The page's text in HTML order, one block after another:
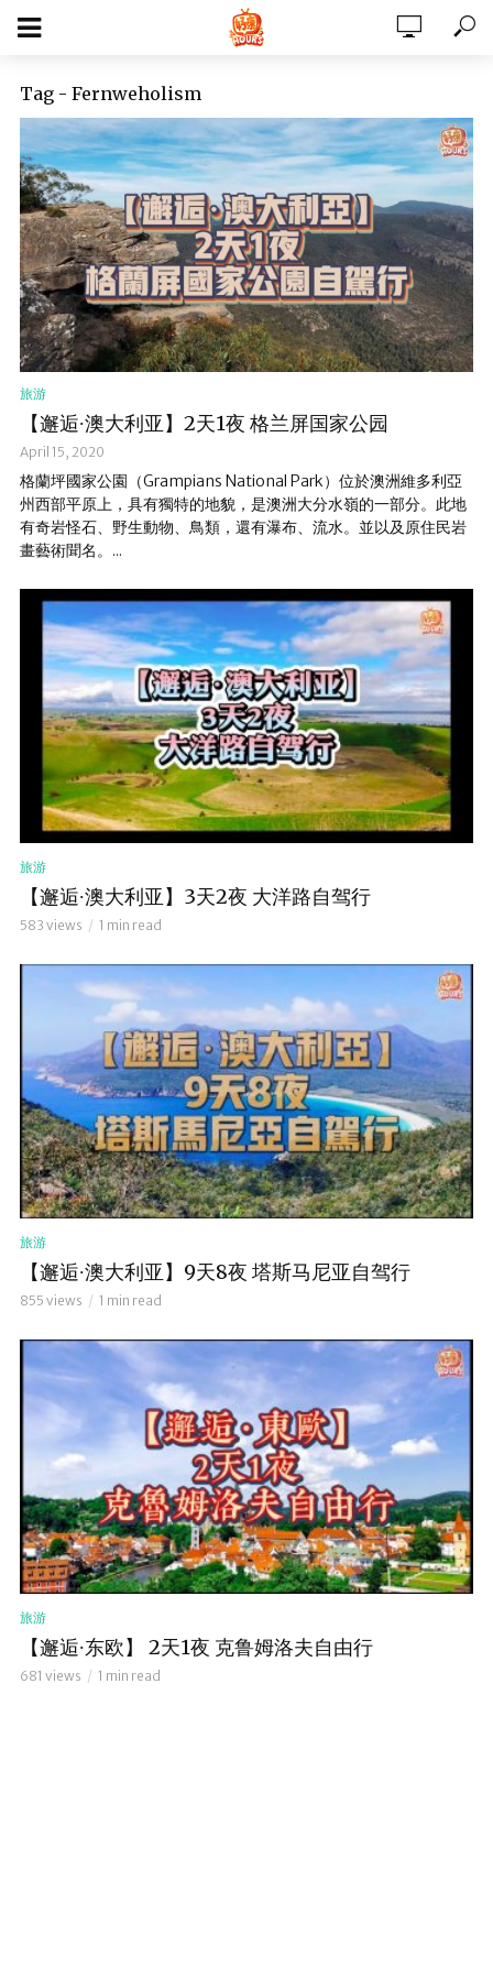
Tag - Fernweholism
旅游
【邂逅∙澳大利亚】2天1夜 格兰屏国家公园
April 15, 2020
格蘭坪國家公園（Grampians National Park）位於澳洲維多利亞
州西部平原上，具有獨特的地貌，是澳洲大分水嶺的一部分。此地
有奇岩怪石、野生動物、鳥類，還有瀑布、流水。並以及原住民岩
畫藝術聞名。...
旅游
【邂逅∙澳大利亚】3天2夜 大洋路自驾行
583 views 1 min read
旅游
【邂逅∙澳大利亚】9天8夜 塔斯马尼亚自驾行
855 views 1 min read
旅游
【邂逅∙东欧】 2天1夜 克鲁姆洛夫自由行
681 views 1 min read